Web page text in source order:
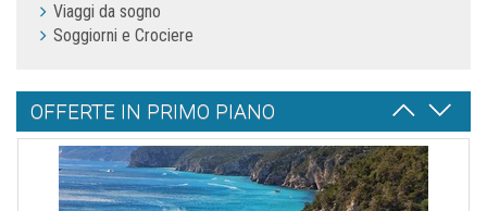
Viaggi da sogno
Soggiorni e Crociere